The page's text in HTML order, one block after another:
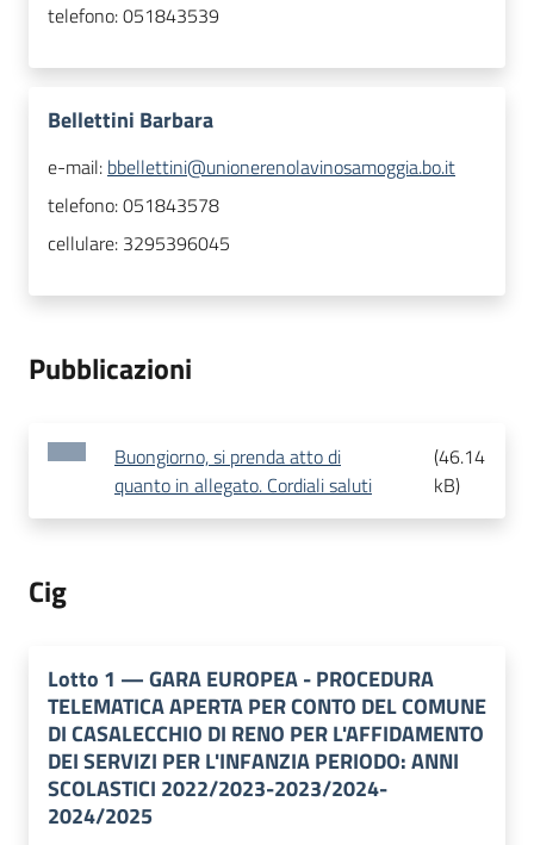
telefono:051843539
Bellettini Barbara
e-mail: bbellettini@unionerenolavinosamoggia.bo.it
telefono:051843578
cellulare: 3295396045
Pubblicazioni
Buongiorno, si prenda atto di
quanto in allegato. Cordiali saluti
(46.14
kB)
Cig
Lotto 1 —GARA EUROPEA - PROCEDURA
TELEMATICA APERTA PER CONTO DEL COMUNE
DI CASALECCHIO DI RENO PER L'AFFIDAMENTO
DEI SERVIZI PER L'INFANZIA PERIODO: ANNI
SCOLASTICI 2022/2023-2023/2024-
2024/2025